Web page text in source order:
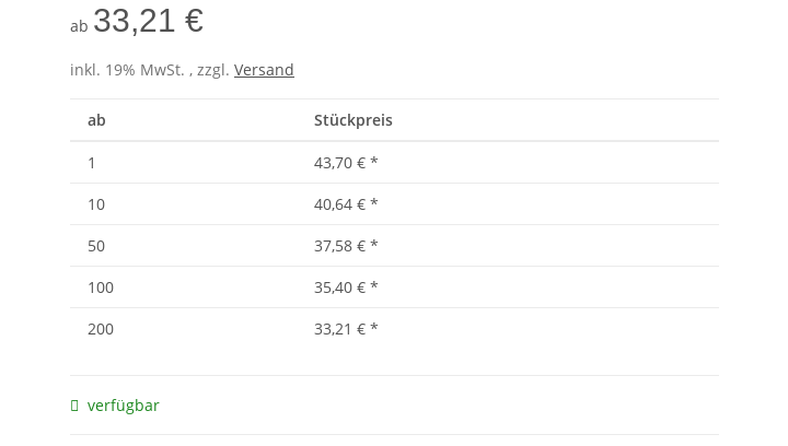
ab 33,21 €
inkl. 19% MwSt. , zzgl. Versand
ab Stückpreis
1 43,70 € *
10
40,64 € *
50
37,58 € *
100
35,40 € *
200
33,21 € *
verfügbar